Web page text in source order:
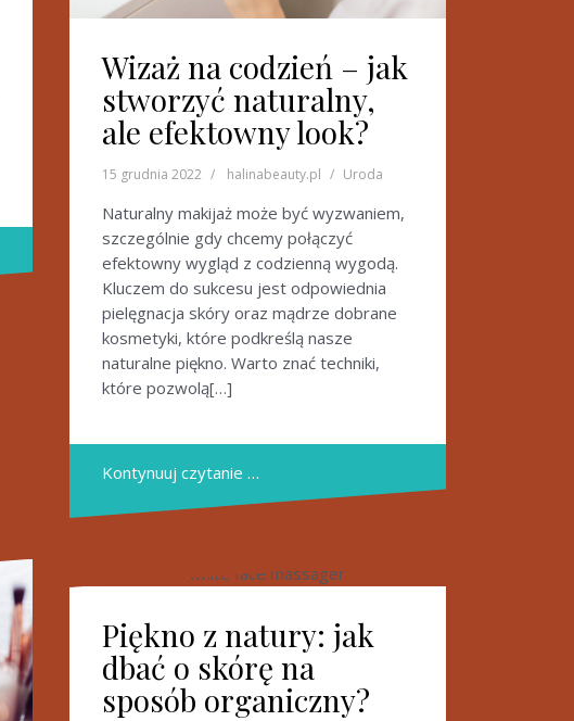
Wizaż na codzień – jak
stworzyć naturalny,
ale efektowny look?
15 grudnia 2022 halinabeauty.pl Uroda
Naturalny makijaż może być wyzwaniem,
szczególnie gdy chcemy połączyć
efektowny wygląd z codzienną wygodą.
Kluczem do sukcesu jest odpowiednia
pielęgnacja skóry oraz mądrze dobrane
kosmetyki, które podkreślą nasze
naturalne piękno. Warto znać techniki,
które pozwolą[…]
Kontynuuj czytanie …
Piękno z natury: jak
dbać o skórę na
sposób organiczny?